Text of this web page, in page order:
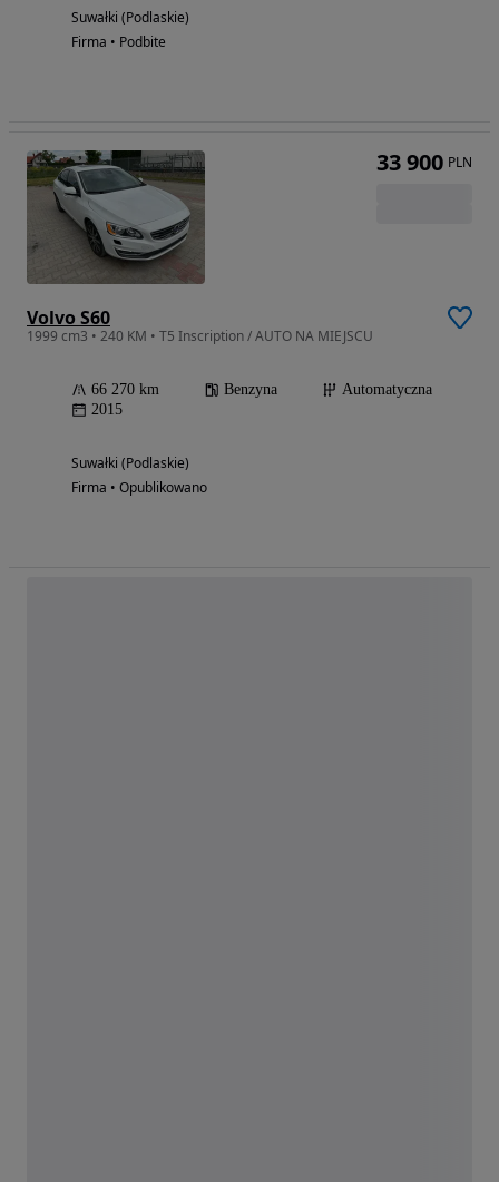
Suwałki (Podlaskie)
Firma • Podbite
Volvo S60
1999 cm3 • 240 KM • T5 Inscription / AUTO NA MIEJSCU
66 270 km Benzyna
Automatyczna
2015
Suwałki (Podlaskie)
Firma • Opublikowano
33 900 PLN